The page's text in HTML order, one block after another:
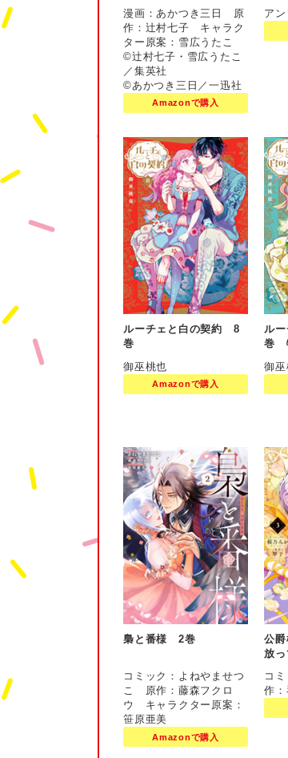
漫画：あかつき三日 原
作：辻󠄀村七子 キャラク
ター原案：雪広うたこ
©辻󠄀村七子・雪広うたこ
／集英社
©あかつき三日／一迅社
Amazonで購入
ア
ルーチェと白の契約 8
巻
御巫桃也
Amazonで購入
ル
巻
御巫
梟と番様 2巻
コミック：よねやませつ
こ 原作：藤森フクロ
ウ キャラクター原案：
笹原亜美
Amazonで購入
公爵
放
コ
作：